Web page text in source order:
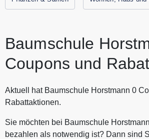
Baumschule
Coupons und
Aktuell hat Baumschule Horstmann 0
Rabattaktionen.
Sie möchten bei Baumschule
bezahlen als notwendig ist? Dann sind